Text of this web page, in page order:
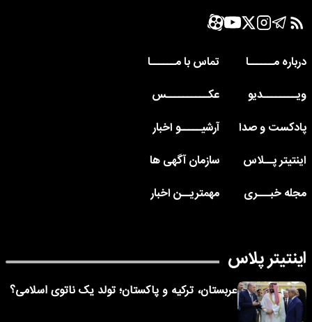
درباره مــــــا
تماس با مــــــا
ویــــــــدیو
عکــــــــــس
پادکست و صدا
آرشیـــــو اخبار
اینتیتر پــلاس
سازمان آگهی ها
مجله خبـــری
مهمتریــن اخبار
اینتیتر پلاس
عربستان، ترکیه و پاکستان؛ تولد یک ناتوی اسلامی؟